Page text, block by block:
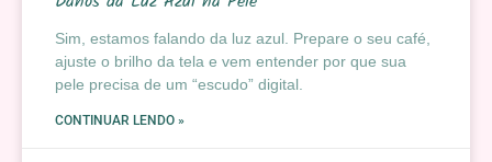
Sim, estamos falando da luz azul. Prepare o seu café,
ajuste o brilho da tela e vem entender por que sua
pele precisa de um “escudo” digital.
CONTINUAR LENDO »